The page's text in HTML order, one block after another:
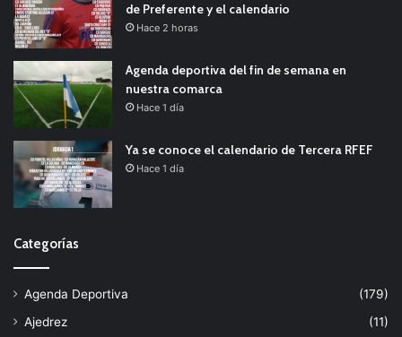
de Preferente y el calendario
Hace 2 horas
Agenda deportiva del fin de semana en
nuestra comarca
Hace 1 día
Ya se conoce el calendario de Tercera RFEF
Hace 1 día
Categorías
Agenda Deportiva
(179)
Ajedrez
(11)